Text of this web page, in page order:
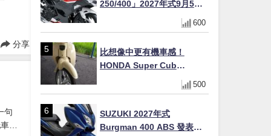
分享
句
的
250/400」2027年式9月5日
日本發售！新塗裝登場×價格
不變×輔助滑動式離合器
600
比想像中更有機車感！
HONDA Super Cub
110【Webike愛車精選】
500
SUZUKI 2027年式
Burgman 400 ABS 發表！